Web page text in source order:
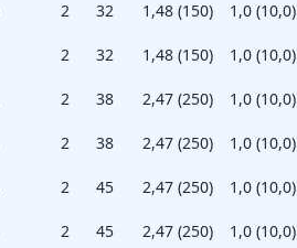
2 32 1,48 (150) 1,0 (10,0)
2 32 1,48 (150) 1,0 (10,0)
2 38 2,47 (250) 1,0 (10,0)
2 38 2,47 (250) 1,0 (10,0)
2 45 2,47 (250) 1,0 (10,0)
2 45 2,47 (250) 1,0 (10,0)